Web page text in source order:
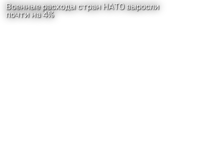
Военные расходы стран НАТО выросли
почти на 4%